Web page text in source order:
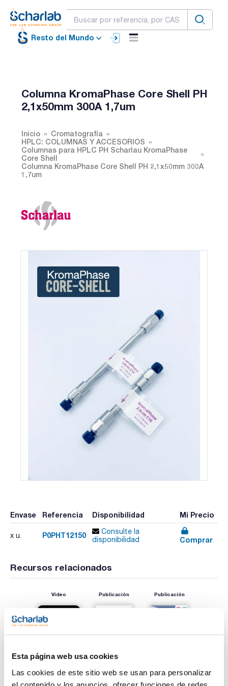
Esta página web usa cookies
Las cookies de este sitio web se usan para personalizar
Resto del Mundo
Columna KromaPhase Core Shell PH
2,1x50mm 300A 1,7um
Inicio
Cromatografía
HPLC: COLUMNAS Y ACCESORIOS
Columnas para HPLC PH Scharlau KromaPhase
Core Shell
Columna KromaPhase Core Shell PH 2,1x50mm 300A
1,7um
Envase Referencia Disponibilidad Mi Precio
x u. P0PHT12150
Consulte la
disponibilidad
Comprar
Recursos relacionados
Vídeo Publicación Publicación